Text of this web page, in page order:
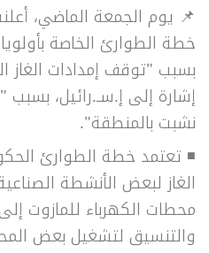
📌 يوم الجمعة الماضي،
خطة الطوارئ الخاصة
بسبب "توقف إمدادات
إشارة إلى إ.سـ.رائيل، بسبب
نشبت بالمنطقة".
◾ تعتمد خطة الطوارئ
الغاز لبعض الأنشطة
محطات الكهرباء للمازوت
والتنسيق لتشغيل بعض